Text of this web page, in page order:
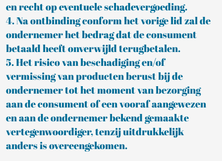
en recht op eventuele schadevergoeding.
4. Na ontbinding conform het vorige lid zal de
ondernemer het bedrag dat de consument
betaald heeft onverwijld terugbetalen.
5. Het risico van beschadiging en/of
vermissing van producten berust bij de
ondernemer tot het moment van bezorging
aan de consument of een vooraf aangewezen
en aan de ondernemer bekend gemaakte
vertegenwoordiger, tenzij uitdrukkelijk
anders is overeengekomen.